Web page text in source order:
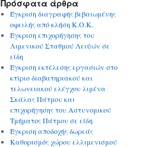
Πρόσφατα άρθρα
Έγκριση διαγραφής βεβαιωμένης
οφειλής από κλήση Κ.Ο.Κ.
Έγκριση επιχορήγησης του
Λιμενικού Σταθμού Λειψών σε
είδη
Έγκριση εκτέλεσης εργασιών στο
κτίριο διαβατηριακού και
τελωνειακού ελέγχου λιμένα
Σκάλας Πάτμου και
επιχορήγησης του Αστυνομικού
Τμήματος Πάτμου σε είδη
Έγκριση αποδοχής δωρεάς
Καθορισμός χώρου ελλιμενισμού